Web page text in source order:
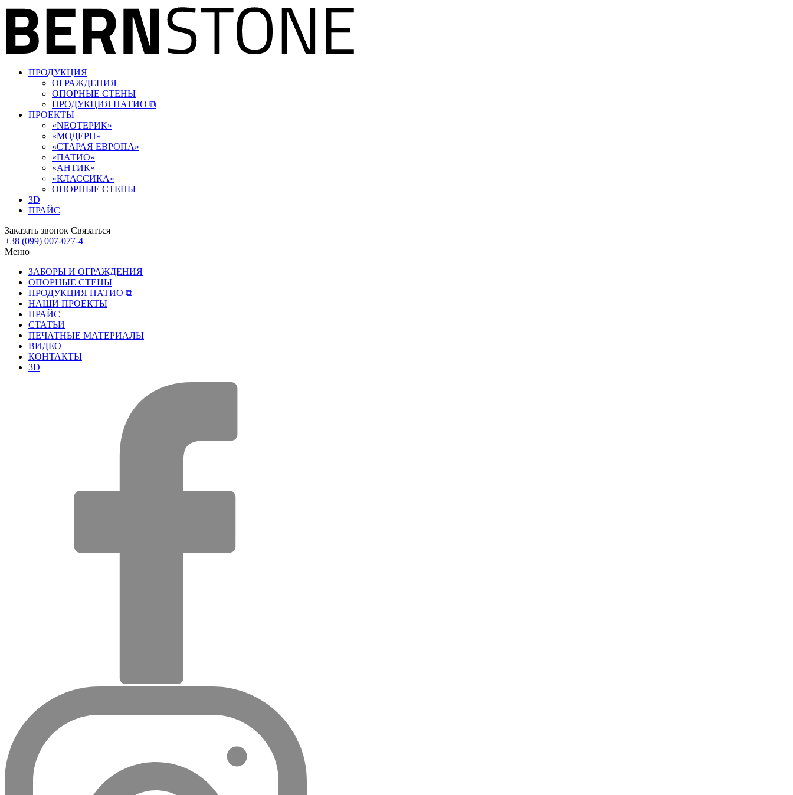
ПРОДУКЦИЯ
ОГРАЖДЕНИЯ
ОПОРНЫЕ СТЕНЫ
ПРОДУКЦИЯ ПАТИО ⧉
ПРОЕКТЫ
«‎NEOТЕРИК»
«‎МОДЕРН»
«СТАРАЯ ЕВРОПА»
«ПАТИО»
«АНТИК»
«КЛАССИКА»
ОПОРНЫЕ СТЕНЫ
3D
ПРАЙС
Заказать звонок Связаться
+38 (099) 007-077-4
Меню
ЗАБОРЫ И ОГРАЖДЕНИЯ
ОПОРНЫЕ СТЕНЫ
ПРОДУКЦИЯ ПАТИО ⧉
НАШИ ПРОЕКТЫ
ПРАЙС
СТАТЬИ
ПЕЧАТНЫЕ МАТЕРИАЛЫ
ВИДЕО
КОНТАКТЫ
3D